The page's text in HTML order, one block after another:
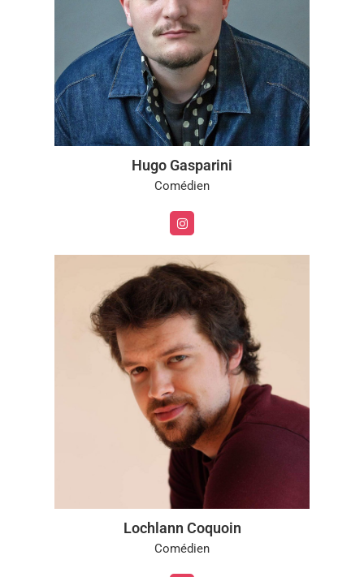
Hugo Gasparini
Comédien
Lochlann Coquoin
Comédien